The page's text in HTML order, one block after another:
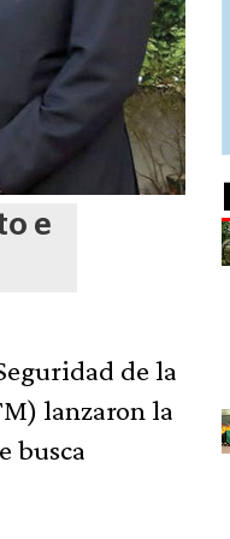
e
de la
lanzaron la
busca